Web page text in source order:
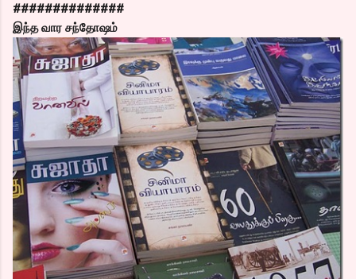
##############
இந்த வார சந்தோஷம்